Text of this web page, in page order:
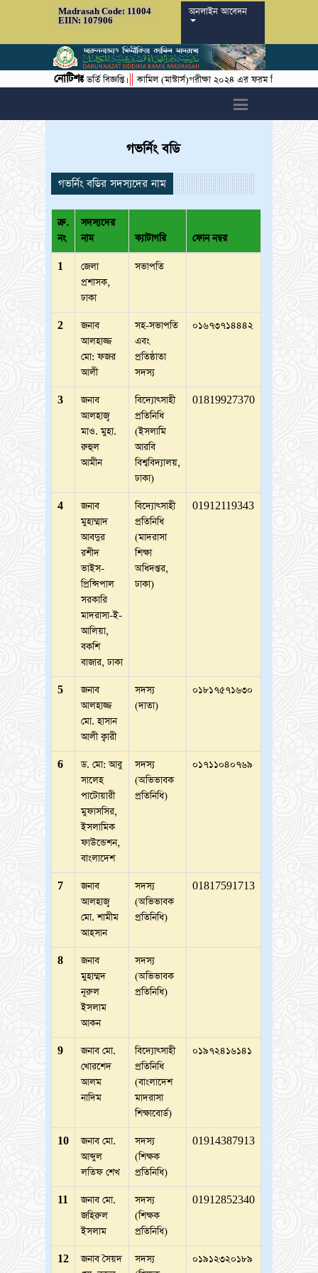
Madrasah Code: 11004
EIIN: 107906
অনলাইন আবেদন
নোটিশঃ
১ম বর্ষে ভর্তি বিজ্ঞপ্তি।||কামিল (মাস্টার্স)পরীক্ষা ২০২৪ এর ফরম ফিলাপের বিজ্ঞপ্তি।
গভর্নিং বডি
গভর্নিং বডির সদস্যদের নাম
ক্র.
নং
সদস্যদের
নাম
ক্যাটাগরি ফোন নম্বর
1
জেলা
প্রশাসক,
ঢাকা
সভাপতি
2
জনাব
আলহাজ্জ
মো: ফজর
আলী
সহ-সভাপতি
এবং
প্রতিষ্ঠাতা
সদস্য
০১৬৭৩৭১৪৪৪২
3
জনাব
আলহাজ্ব
মাও. মুহা.
রুহুল
আমীন
বিদ্যোৎসাহী
প্রতিনিধি
(ইসলামি
আরবি
বিশ্ববিদ্যালয়,
ঢাকা)
01819927370
4
জনাব
মুহাম্মাদ
আবদুর
রশীদ
ভাইস-
প্রিন্সিপাল
সরকারি
মাদরাসা-ই-
আলিয়া,
বকশি
বাজার, ঢাকা
বিদ্যোৎসাহী
প্রতিনিধি
(মাদরাসা
শিক্ষা
অধিদপ্তর,
ঢাকা)
01912119343
5
জনাব
আলহাজ্জ
মো. হাসান
আলী ক্বারী
সদস্য
(দাতা)
০১৮১৭৫৭১৬৩০
6
ড. মো: আবু
সালেহ
পাটোয়ারী
মুফাসসির,
ইসলামিক
ফাউন্ডেশন,
বাংলাদেশ
সদস্য
(অভিভাবক
প্রতিনিধি)
০১৭১১০৪০৭৬৯
7
জনাব
আলহাজ্ব
মো. শামীম
আহসান
সদস্য
(অভিভাবক
প্রতিনিধি)
01817591713
8
জনাব
মুহাম্মদ
নূরুল
ইসলাম
আকন
সদস্য
(অভিভাবক
প্রতিনিধি)
9
জনাব মো.
খোরশেদ
আলম
নাদিম
বিদ্যোৎসাহী
প্রতিনিধি
(বাংলাদেশ
মাদরাসা
শিক্ষাবোর্ড)
০১৯৭২৪১৬১৪১
10
জনাব মো.
আব্দুল
লতিফ শেখ
সদস্য
(শিক্ষক
প্রতিনিধি)
01914387913
11
জনাব মো.
জহিরুল
ইসলাম
সদস্য
(শিক্ষক
প্রতিনিধি)
01912852340
12
জনাব সৈয়দ
সদস্য
০১৯১২৩২০১৮৯